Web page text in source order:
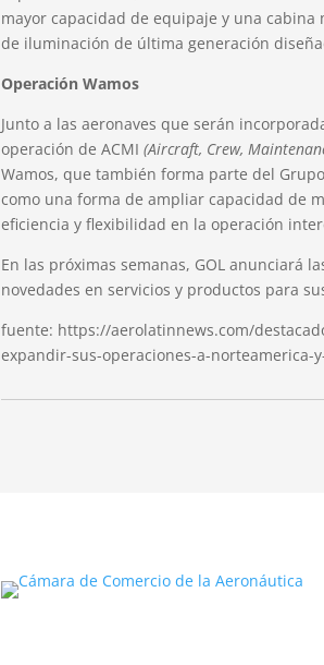
mayor capacidad de equipaje y una cabina
de iluminación de última generación
Operación Wamos
Junto a las aeronaves que serán
operación de ACMI(Aircraft, Crew,
Wamos, que también forma parte del
como una forma de ampliar capacidad de
eficiencia y flexibilidad en la operación
En las próximas semanas, GOL anunciará
novedades en servicios y productos para
fuente: https://aerolatinnews.com/
expandir-sus-operaciones-a-norteamerica-